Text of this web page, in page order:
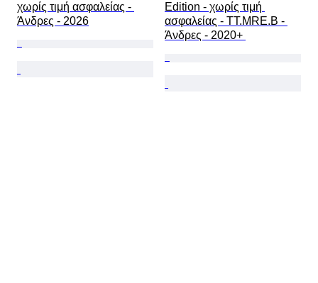
χωρίς τιμή ασφαλείας -
Άνδρες - 2026
Edition - χωρίς τιμή
ασφαλείας - TT.MRE.B -
Άνδρες - 2020+